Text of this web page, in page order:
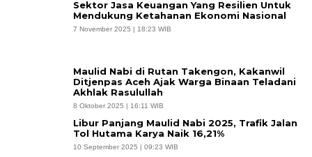
Sektor Jasa Keuangan Yang Resilien Untuk
Mendukung Ketahanan Ekonomi Nasional
7 November 2025 | 18:23 WIB
Maulid Nabi di Rutan Takengon, Kakanwil
Ditjenpas Aceh Ajak Warga Binaan Teladani
Akhlak Rasulullah
8 Oktober 2025 | 16:11 WIB
Libur Panjang Maulid Nabi 2025, Trafik Jalan
Tol Hutama Karya Naik 16,21%
10 September 2025 | 09:23 WIB